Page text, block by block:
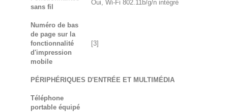
sans fil
Oui, Wi-Fi 802.11b/g/n intégré
Numéro de bas
de page sur la
fonctionnalité
d'impression
mobile
[3]
PÉRIPHÉRIQUES D'ENTRÉE ET MULTIMÉDIA
Téléphone
portable équipé